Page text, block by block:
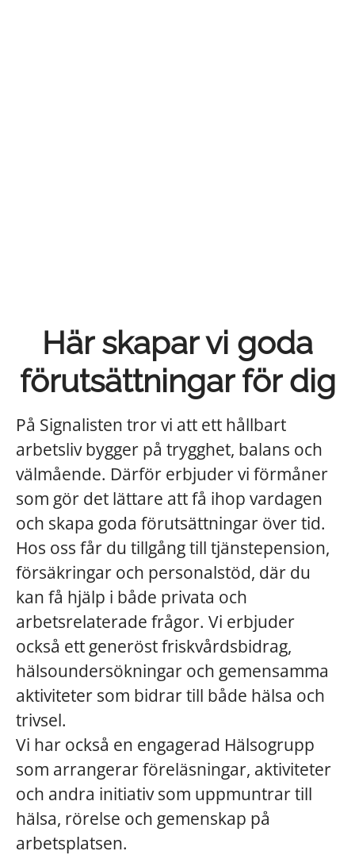
Här skapar vi goda
förutsättningar för dig
På Signalisten tror vi att ett hållbart
arbetsliv bygger på trygghet, balans och
välmående. Därför erbjuder vi förmåner
som gör det lättare att få ihop vardagen
och skapa goda förutsättningar över tid.
Hos oss får du tillgång till tjänstepension,
försäkringar och personalstöd, där du
kan få hjälp i både privata och
arbetsrelaterade frågor. Vi erbjuder
också ett generöst friskvårdsbidrag,
hälsoundersökningar och gemensamma
aktiviteter som bidrar till både hälsa och
trivsel.
Vi har också en engagerad Hälsogrupp
som arrangerar föreläsningar, aktiviteter
och andra initiativ som uppmuntrar till
hälsa, rörelse och gemenskap på
arbetsplatsen.